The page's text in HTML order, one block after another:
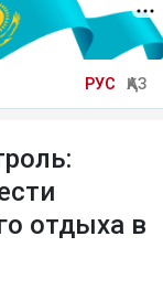
РУС ҚАЗ
отдыха в